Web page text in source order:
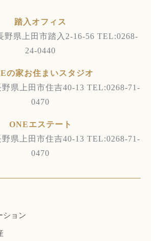
踏入オフィス
県上田市踏入2-16-56 TEL:0268-
24-0440
の家お住まいスタジオ
県上田市住吉40-13 TEL:0268-71-
0470
ONEエステート
県上田市住吉40-13 TEL:0268-71-
0470
ション